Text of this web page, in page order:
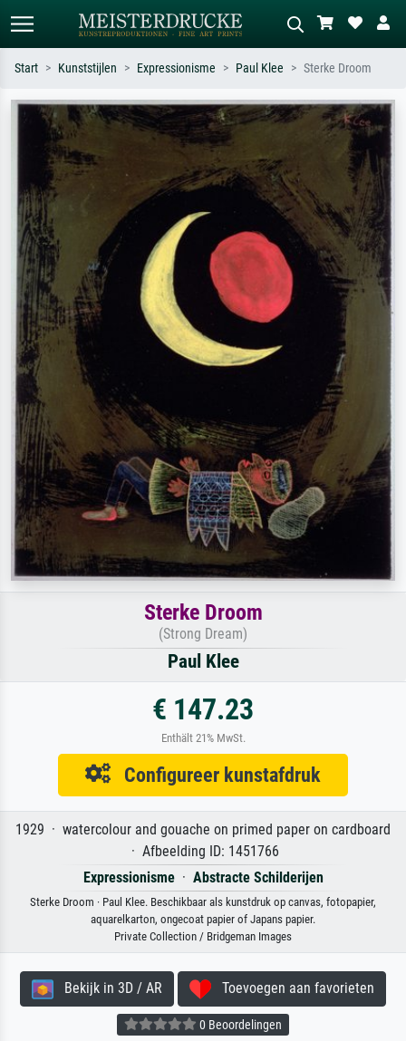
Standaard zoeken AI-beeldzoeker
Zoek op kunstenaar, titel of stijl – bijv.
Monet, Sterrennacht, impressionisme,
Hokusai-golf, naakt.
Beschrijf de scène – bijv. groene
weide, abstract met veel rood, donker
olieverfschilderij, staand naakt naast
een boom.
Start Kunststijlen Expressionisme Paul Klee Sterke Droom
Sterke Droom
(Strong Dream)
Paul Klee
€ 147.23
Enthält 21% MwSt.
Configureer kunstafdruk
1929 · watercolour and gouache on primed paper on cardboard
· Afbeelding ID: 1451766
Expressionisme· Abstracte Schilderijen
Sterke Droom · Paul Klee. Beschikbaar als kunstdruk op canvas, fotopapier,
aquarelkarton, ongecoat papier of Japans papier.
Private Collection / Bridgeman Images
Bekijk in 3D / AR Toevoegen aan favorieten
0 Beoordelingen